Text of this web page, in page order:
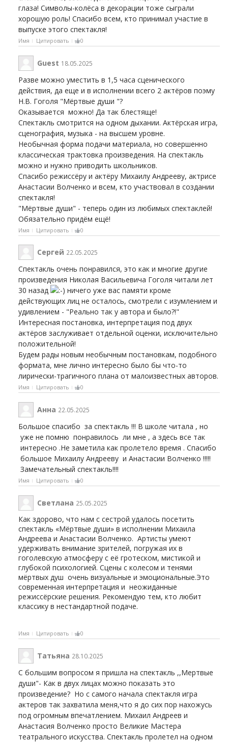
глаза! Символы-колёса в декорации тоже сыграли
хорошую роль! Спасибо всем, кто принимал участие в
выпуске этого спектакля!
Имя Цитировать 0
Guest 18.05.2025
Разве можно уместить в 1,5 часа сценического
действия, да еще и в исполнении всего 2 актёров поэму
Н.В. Гоголя "Мёртвые души "?
Оказывается можно! Да так блестяще!
Спектакль смотрится на одном дыхании. Актёрская игра,
сценография, музыка - на высшем уровне.
Необычная форма подачи материала, но совершенно
классическая трактовка произведения. На спектакль
можно и нужно приводить школьников.
Спасибо режиссёру и актёру Михаилу Андрееву, актрисе
Анастасии Волченко и всем, кто участвовал в создании
спектакля!
"Мёртвые души" - теперь один из любимых спектаклей!
Обязательно придём ещё!
Имя Цитировать 0
Сергей 22.05.2025
Спектакль очень понравился, это как и многие другие
произведения Николая Васильевича Гоголя читали лет
30 назад
ничего уже вас памяти кроме
действующих лиц не осталось, смотрели с изумлением и
удивлением - "Реально так у автора и было?!"
Интересная постановка, интерпретация под двух
актёров заслуживает отдельной оценки, исключительно
положительной!
Будем рады новым необычным постановкам, подобного
формата, мне лично интересно было бы что-то
лирически-трагичного плана от малоизвестных авторов.
Имя Цитировать 0
Анна 22.05.2025
Большое спасибо за спектакль !!! В школе читала , но
уже не помню понравилось ли мне , а здесь все так
интересно .Не заметила как пролетело время . Спасибо
большое Михаилу Андрееву и Анастасии Волченко !!!!!
Замечательный спектакль!!!!
Имя Цитировать 0
Светлана 25.05.2025
Как здорово, что нам с сестрой удалось посетить
спектакль «Мёртвые души» в исполнении Михаила
Андреева и Анастасии Волченко. Артисты умеют
удерживать внимание зрителей, погружая их в
гоголевскую атмосферу с её гротеском, мистикой и
глубокой психологией. Сцены с колесом и тенями
мёртвых душ очень визуальные и эмоциональные.Это
современная интерпретация и неожиданные
режиссёрские решения. Рекомендую тем, кто любит
классику в нестандартной подаче.
Имя Цитировать 0
Татьяна 28.10.2025
С большим вопросом я пришла на спектакль ,,Мертвые
души"- Как в двух лицах можно показать это
произведение? Но с самого начала спектакля игра
актеров так захватила меня,что я до сих пор нахожусь
под огромным впечатлением. Михаил Андреев и
Анастасия Волченко просто Великие Мастера
театрального искусства. Спектакль пролетел на одном